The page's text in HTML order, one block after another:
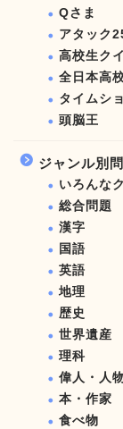
Qさま
アタック
高校生ク
全日本高
タイムシ
頭脳王
ジャンル別
いろんな
総合問題
漢字
国語
英語
地理
歴史
世界遺産
理科
偉人・人
本・作家
食べ物